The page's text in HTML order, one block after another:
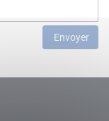
Envoyer